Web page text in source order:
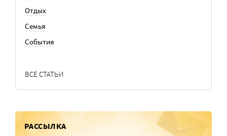
Отдых
Семья
События
ВСЕ СТАТЬИ
РАССЫЛКА